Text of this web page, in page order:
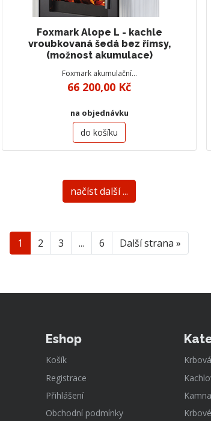
Foxmark Alope L - kachle
vroubkovaná šedá bez římsy,
(možnost akumulace)
Foxmark akumulační…
66 200,00 Kč
na objednávku
do košíku
načíst další ...
1 2 3 ... 6 Další strana »
Eshop
Košík
Registrace
Přihlášení
Obchodní podmínky